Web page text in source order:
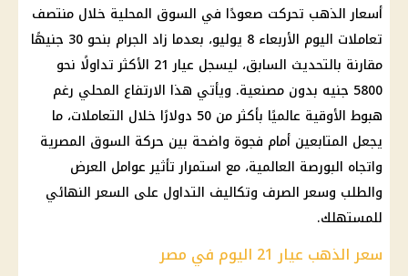
أسعار الذهب تحركت صعودًا في السوق المحلية خلال منتصف
تعاملات اليوم الأربعاء 8 يوليو، بعدما زاد الجرام بنحو 30 جنيهًا
مقارنة بالتحديث السابق، ليسجل عيار 21 الأكثر تداولًا نحو
5800 جنيه بدون مصنعية. ويأتي هذا الارتفاع المحلي رغم
هبوط الأوقية عالميًا بأكثر من 50 دولارًا خلال التعاملات، ما
يجعل المتابعين أمام فجوة واضحة بين حركة السوق المصرية
واتجاه البورصة العالمية، مع استمرار تأثير عوامل العرض
والطلب وسعر الصرف وتكاليف التداول على السعر النهائي
للمستهلك.
سعر الذهب عيار 21 اليوم في مصر